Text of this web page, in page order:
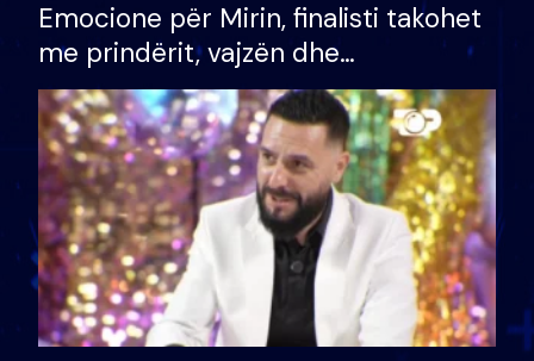
Emocione për Mirin, finalisti takohet
me prindërit, vajzën dhe
bashkëshorten: S’kemi ndonjë letër
divorci apo jo?